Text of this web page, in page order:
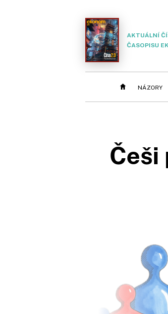
AKTUÁLNÍ
ČASOPISU
NÁZORY
Češi